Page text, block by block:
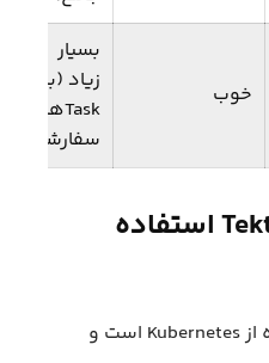
خوب
بسیار
زیاد (با
Taskهای
سفارشی)
چه زمانی باید از Tekton استفاده
اگر تیم شما در حال استفاده از Kubernetes است و